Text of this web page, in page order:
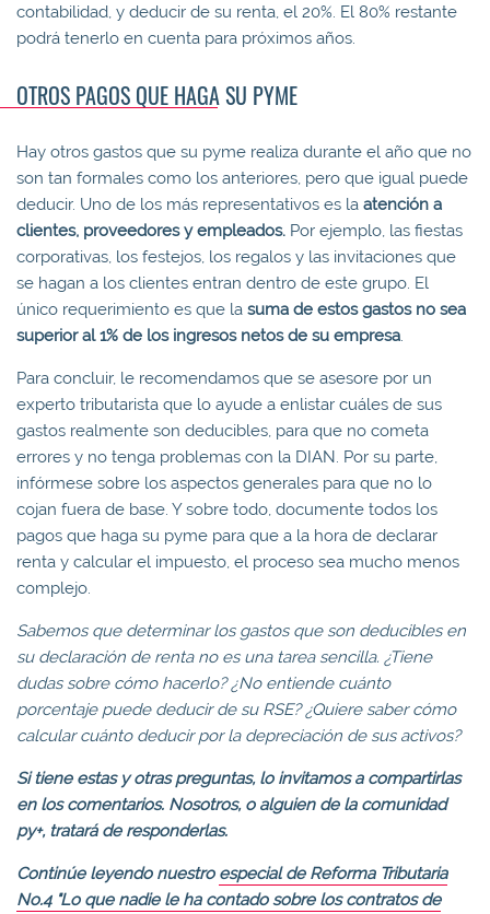
contabilidad, y deducir de su renta, el 20%. El 80% restante
podrá tenerlo en cuenta para próximos años.
OTROS PAGOS QUE HAGA SU PYME
Hay otros gastos que su pyme realiza durante el año que no
son tan formales como los anteriores, pero que igual puede
deducir. Uno de los más representativos es la atención a
clientes, proveedores y empleados. Por ejemplo, las fiestas
corporativas, los festejos, los regalos y las invitaciones que
se hagan a los clientes entran dentro de este grupo. El
único requerimiento es que la suma de estos gastos no sea
superior al 1% de los ingresos netos de su empresa.
Para concluir, le recomendamos que se asesore por un
experto tributarista que lo ayude a enlistar cuáles de sus
gastos realmente son deducibles, para que no cometa
errores y no tenga problemas con la DIAN. Por su parte,
infórmese sobre los aspectos generales para que no lo
cojan fuera de base. Y sobre todo, documente todos los
pagos que haga su pyme para que a la hora de declarar
renta y calcular el impuesto, el proceso sea mucho menos
complejo.
Sabemos que determinar los gastos que son deducibles en
su declaración de renta no es una tarea sencilla. ¿Tiene
dudas sobre cómo hacerlo? ¿No entiende cuánto
porcentaje puede deducir de su RSE? ¿Quiere saber cómo
calcular cuánto deducir por la depreciación de sus activos?
Si tiene estas y otras preguntas, lo invitamos a compartirlas
en los comentarios. Nosotros, o alguien de la comunidad
py+, tratará de responderlas.
Continúe leyendo nuestro especial de Reforma Tributaria
No.4 "Lo que nadie le ha contado sobre los contratos de